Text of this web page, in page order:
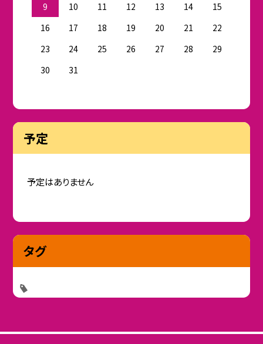
9
10 11 12 13 14
15
16
17 18 19 20 21
22
23
24 25 26 27 28
29
30
31
予定
予定はありません
タグ